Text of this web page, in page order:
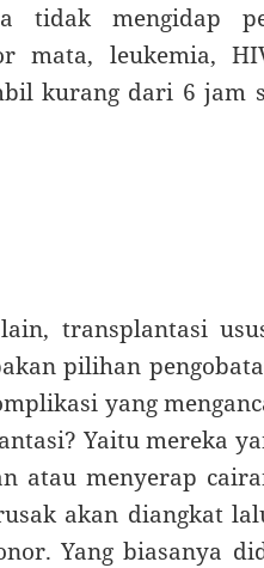
tidak mengidap
mata, leukemia,
kurang dari 6 jam
transplantasi
pilihan
yang
Yaitu mereka
atau menyerap
akan diangkat
Yang biasanya